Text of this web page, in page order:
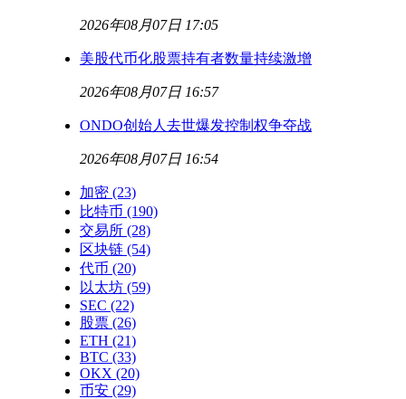
2026年08月07日 17:05
美股代币化股票持有者数量持续激增
2026年08月07日 16:57
ONDO创始人去世爆发控制权争夺战
2026年08月07日 16:54
加密 (23)
比特币 (190)
交易所 (28)
区块链 (54)
代币 (20)
以太坊 (59)
SEC (22)
股票 (26)
ETH (21)
BTC (33)
OKX (20)
币安 (29)